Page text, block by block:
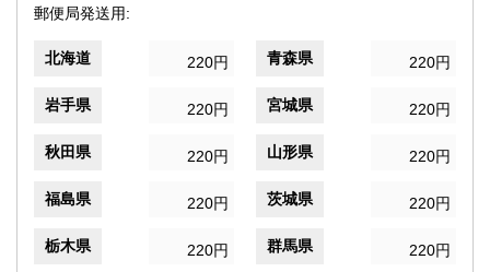
郵便局発送用:
北海道 220円 青森県 220円
岩手県 220円 宮城県 220円
秋田県 220円 山形県 220円
福島県 220円 茨城県 220円
栃木県 220円 群馬県 220円